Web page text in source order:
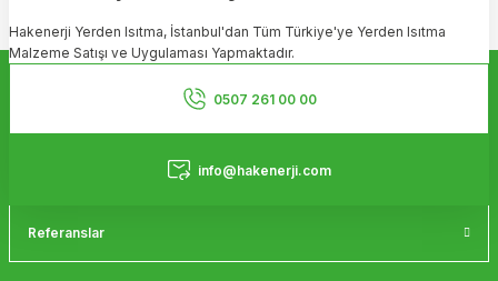
Ürün açıklamasında eksik bilgiler bulunuyor.
Ürün bilgilerinde hatalar bulunuyor.
Ürün fiyatı diğer sitelerden daha pahalı.
Bu ürüne benzer farklı alternatifler olmalı.
Hakenerji Yerden Isıtma, İstanbul'dan Tüm Türkiye'ye Yerden Isıtma
Malzeme Satışı ve Uygulaması Yapmaktadır.
0507 261 00 00
info@hakenerji.com
Referanslar